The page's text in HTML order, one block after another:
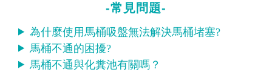
-常見問題-
為什麼使用馬桶吸盤無法解決馬桶堵塞?
馬桶不通的困擾?
馬桶不通與化糞池有關嗎？